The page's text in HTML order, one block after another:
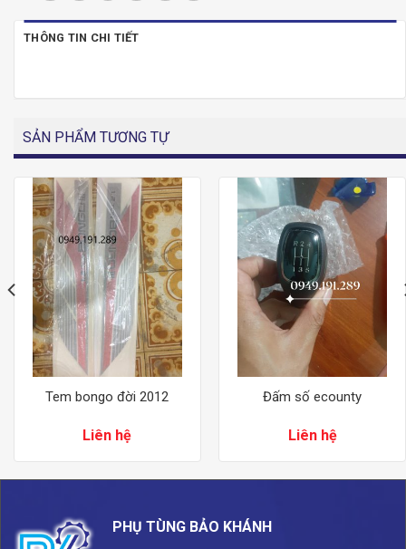
THÔNG TIN CHI TIẾT
SẢN PHẨM TƯƠNG TỰ
Tem bongo đời 2012
Liên hệ
Đấm số ecounty
Liên hệ
PHỤ TÙNG BẢO KHÁNH